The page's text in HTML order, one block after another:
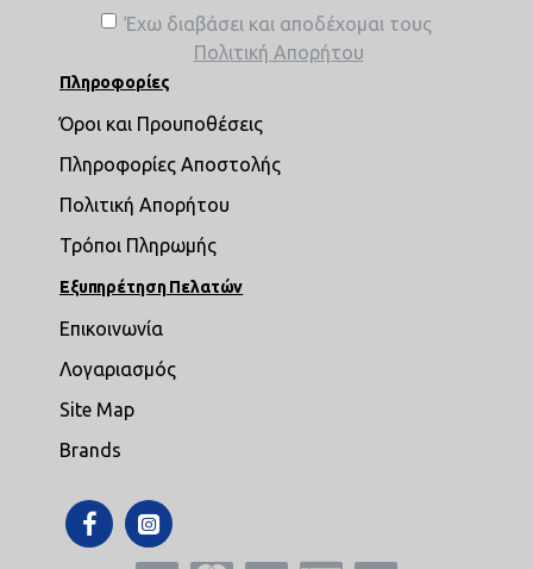
Έχω διαβάσει και αποδέχομαι τους
Πολιτική Απορήτου
Πληροφορίες
Όροι και Προυποθέσεις
Πληροφορίες Αποστολής
Πολιτική Απορήτου
Τρόποι Πληρωμής
Εξυπηρέτηση Πελατών
Επικοινωνία
Λογαριασμός
Site Map
Brands